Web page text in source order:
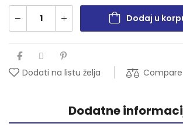
Dodaj u
Dodati na listu želja Compare
Dodatne